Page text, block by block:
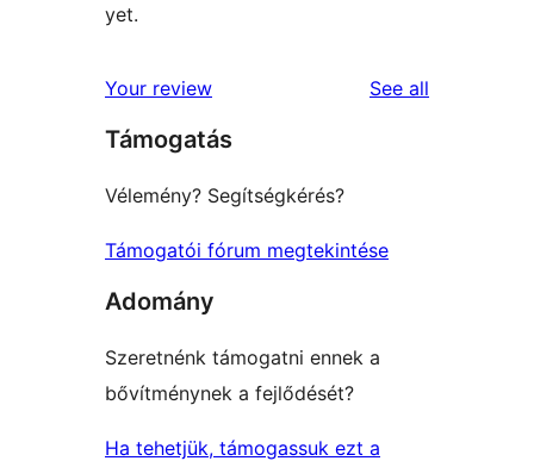
yet.
Your review See all
Támogatás
Vélemény? Segítségkérés?
Támogatói fórum megtekintése
Adomány
Szeretnénk támogatni ennek a
bővítménynek a fejlődését?
Ha tehetjük, támogassuk ezt a